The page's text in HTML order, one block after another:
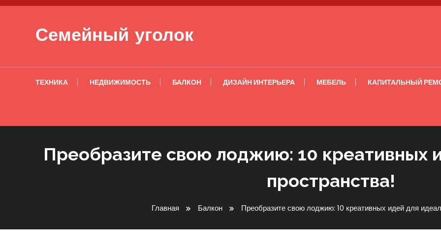
Перейти к содержимому
Семейный уголок
ТЕХНИКА НЕДВИЖИМОСТЬ БАЛКОН ДИЗАЙН ИНТЕРЬЕРА МЕБЕЛЬ КАПИТАЛЬНЫЙ
Преобразите свою лоджию: 10 креативных
пространства!
Главная Балкон Преобразите свою лоджию: 10 креативных идей для